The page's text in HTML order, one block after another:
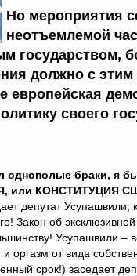
Но мероприятия
неотъемлемой
государством,
должно с
европейская
своего
браки, я
или КОНСТИТУЦИЯ
депутат
Закон об
Усупашвили –
оргазм от вида
срок!) заседает